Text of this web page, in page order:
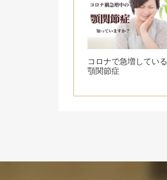
コロナで急増している
顎関節症